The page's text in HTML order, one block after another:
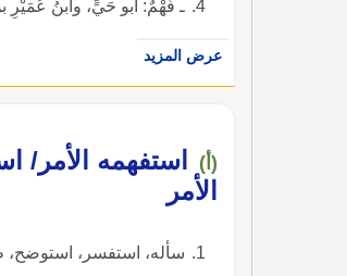
ـ فَهْمٌ: أبو حَيٍّ، وابنُ
عرض المزيد
(أ)
استفهمه الأمر/
الأمر
سأله، استفسر،